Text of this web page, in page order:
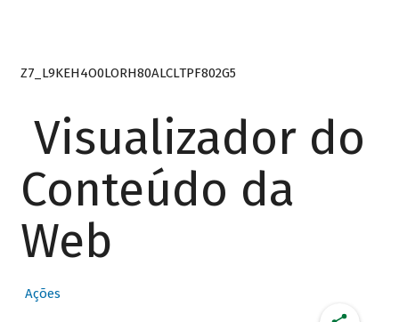
Z7_L9KEH4O0LORH80ALCLTPF802G5
Visualizador do
Conteúdo da
Web
Ações